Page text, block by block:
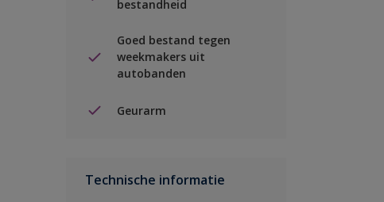
bestandheid
Goed bestand tegen
weekmakers uit
autobanden
Geurarm
Technische informatie